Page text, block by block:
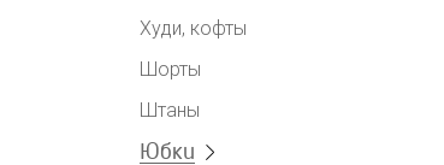
Худи, кофты
Шорты
Штаны
Юбки